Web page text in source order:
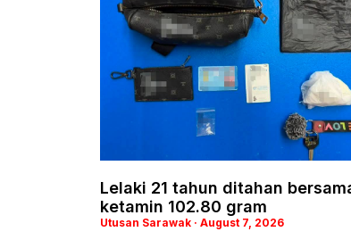
Lelaki 21 tahun ditahan
ketamin 102.80 gram
Utusan Sarawak August 7, 2026